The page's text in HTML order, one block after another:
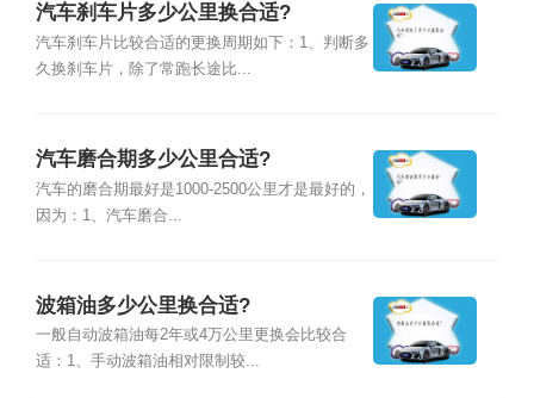
汽车刹车片多少公里换合适?
汽车刹车片比较合适的更换周期如下：1、判断多
久换刹车片，除了常跑长途比...
汽车磨合期多少公里合适?
汽车的磨合期最好是1000-2500公里才是最好的，
因为：1、汽车磨合...
波箱油多少公里换合适?
一般自动波箱油每2年或4万公里更换会比较合
适：1、手动波箱油相对限制较...